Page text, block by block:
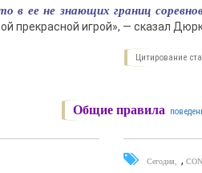
в ее не знающих границ
прекрасной игрой», — сказал
Цитирование
Общие правила
Сегодня ,